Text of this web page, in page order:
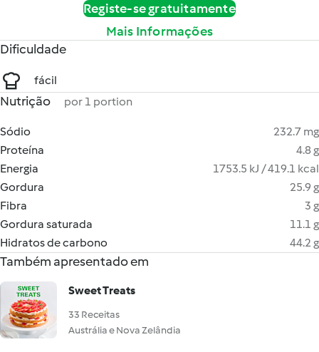
Registe-se gratuitamente
Mais Informações
Dificuldade
fácil
Nutrição por 1 portion
Sódio
232.7 mg
Proteína
4.8 g
Energia
1753.5 kJ / 419.1 kcal
Gordura
25.9 g
Fibra
3 g
Gordura saturada
11.1 g
Hidratos de carbono
44.2 g
Também apresentado em
Sweet Treats
33 Receitas
Austrália e Nova Zelândia